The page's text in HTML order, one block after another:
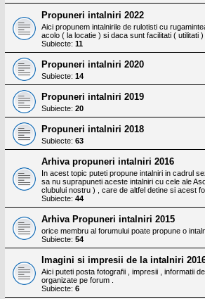
Propuneri intalniri 2022
Aici propunem intalnirile de rulotisti cu
acolo ( la locatie ) si daca sunt facilitati ( utilitati )
Subiecte: 11
Propuneri intalniri 2020
Subiecte: 14
Propuneri intalniri 2019
Subiecte: 20
Propuneri intalniri 2018
Subiecte: 63
Arhiva propuneri intalniri 2016
In acest topic puteti propune intalniri in cadrul
sa nu suprapuneti aceste intalniri cu cele ale
clubului nostru ) , care de altfel detine si acest
Subiecte: 44
Arhiva Propuneri intalniri 2015
orice membru al forumului poate propune o
Subiecte: 54
Imagini si impresii de la intalniri
Aici puteti posta fotografii , impresii , informatii
organizate pe forum .
Subiecte: 6